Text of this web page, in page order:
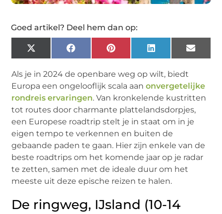
Goed artikel? Deel hem dan op:
X
(Twitter)
FacebookPinterestLinkedInEmail
Als je in 2024 de openbare weg op wilt, biedt
Europa een ongelooflijk scala aanonvergetelijke
rondreis ervaringen. Van kronkelende kustritten
tot routes door charmante plattelandsdorpjes,
een Europese roadtrip stelt je in staat om in je
eigen tempo te verkennen en buiten de
gebaande paden te gaan. Hier zijn enkele van de
beste roadtrips om het komende jaar op je radar
te zetten, samen met de ideale duur om het
meeste uit deze epische reizen te halen.
De ringweg, IJsland (10-14